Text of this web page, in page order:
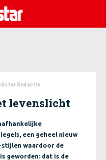
Redactie
levenslicht
een geheel nieuw
stijlen waardoor de
geworden: dat is de